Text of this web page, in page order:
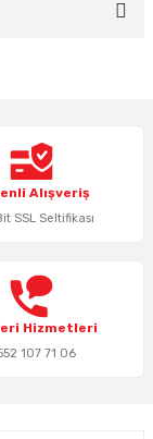
Alışveriş
SSL Seltifikası
Hizmetleri
107 71 06